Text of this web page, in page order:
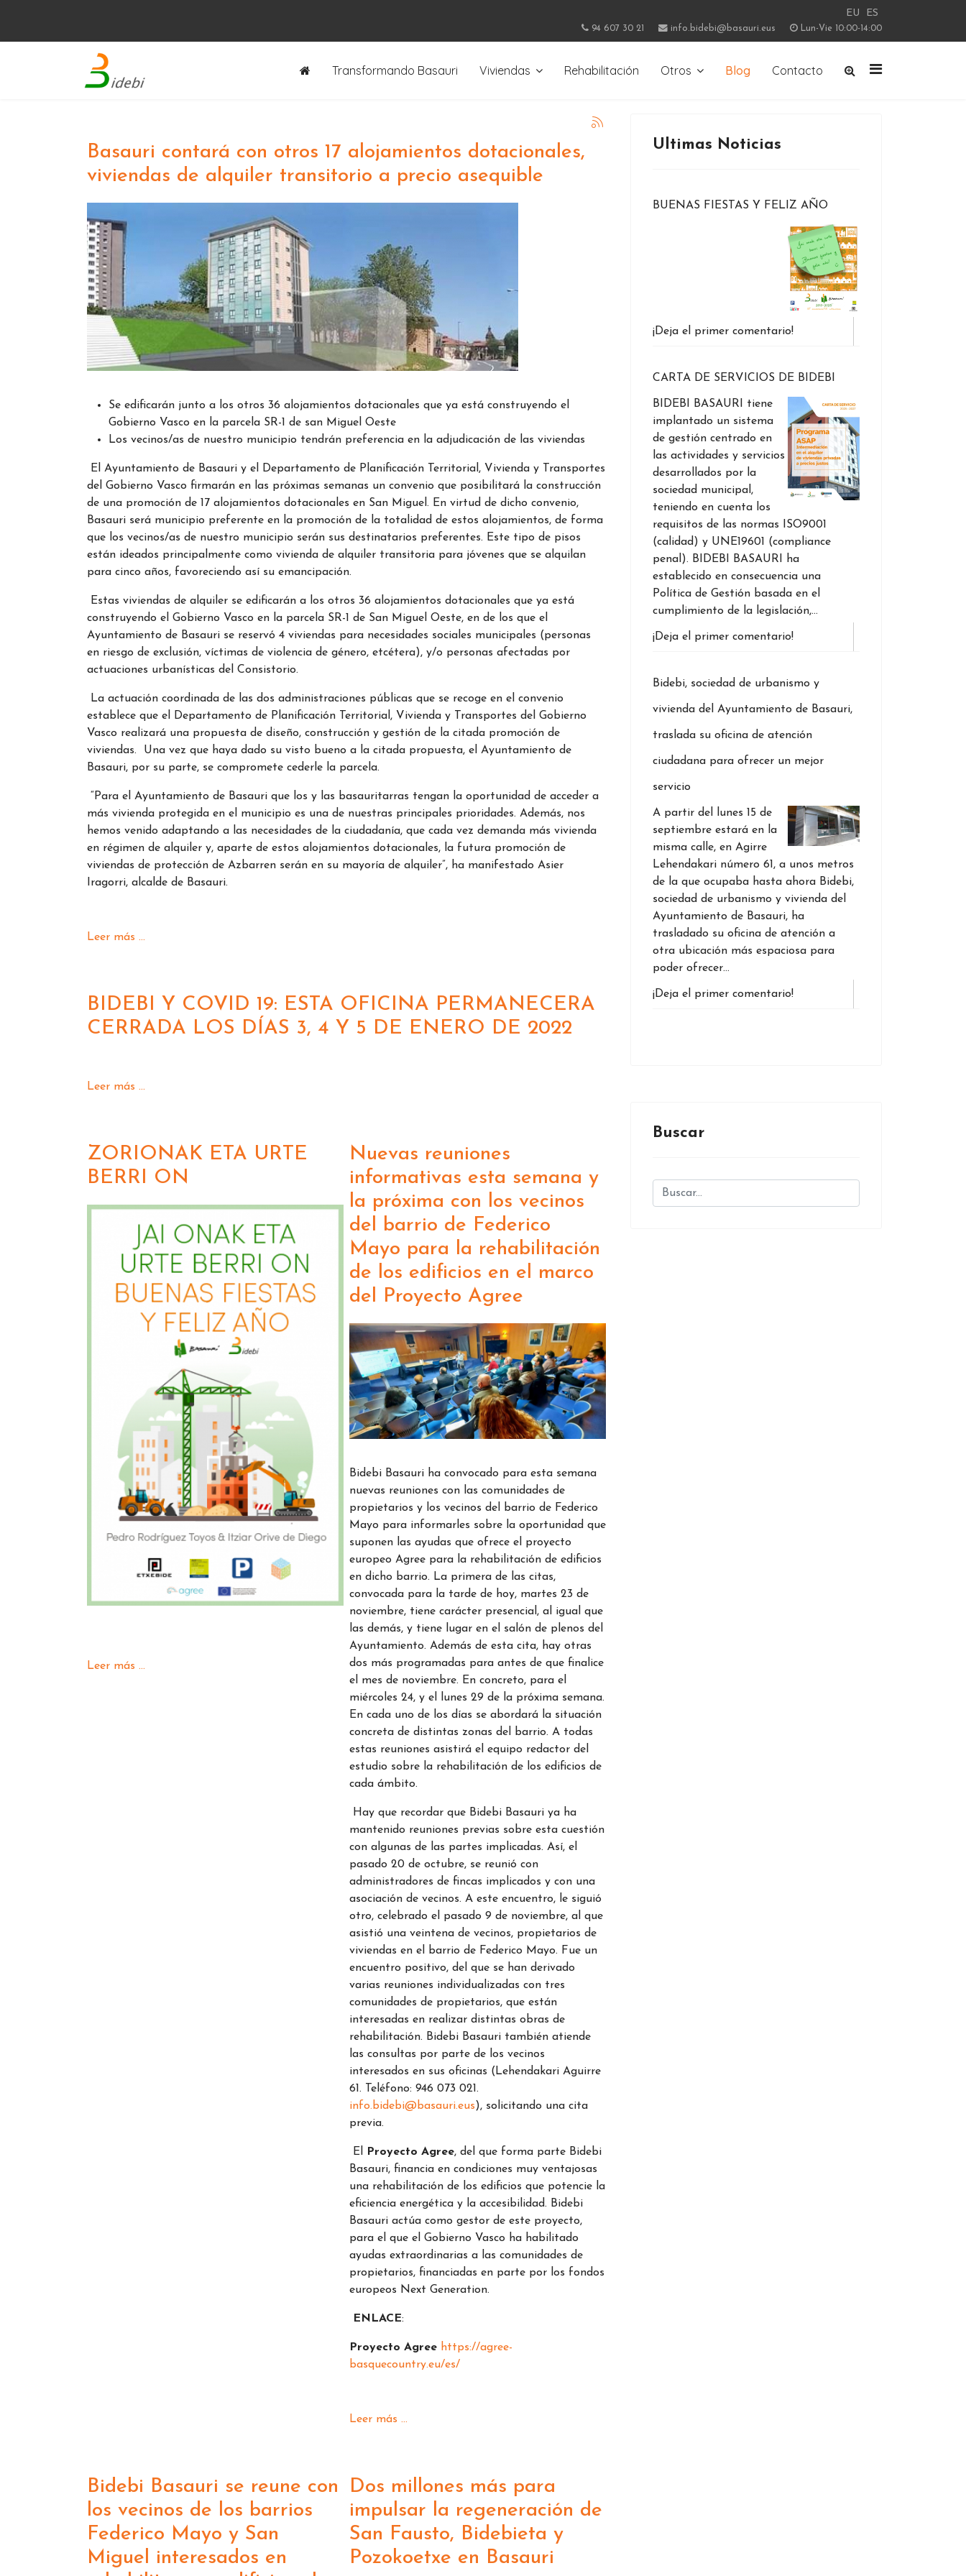
EU ES
94 607 30 21 info.bidebi@basauri.eus Lun-Vie 10:00-14:00
Transformando Basauri Viviendas Rehabilitación Otros Blog Contacto
Basauri contará con otros 17 alojamientos dotacionales,
viviendas de alquiler transitorio a precio asequible
Se edificarán junto a los otros 36 alojamientos dotacionales que ya está construyendo el
Gobierno Vasco en la parcela SR-1 de san Miguel Oeste
Los vecinos/as de nuestro municipio tendrán preferencia en la adjudicación de las viviendas
El Ayuntamiento de Basauri y el Departamento de Planificación Territorial, Vivienda y Transportes
del Gobierno Vasco firmarán en las próximas semanas un convenio que posibilitará la construcción
de una promoción de 17 alojamientos dotacionales en San Miguel. En virtud de dicho convenio,
Basauri será municipio preferente en la promoción de la totalidad de estos alojamientos, de forma
que los vecinos/as de nuestro municipio serán sus destinatarios preferentes. Este tipo de pisos
están ideados principalmente como vivienda de alquiler transitoria para jóvenes que se alquilan
para cinco años, favoreciendo así su emancipación.
Estas viviendas de alquiler se edificarán a los otros 36 alojamientos dotacionales que ya está
construyendo el Gobierno Vasco en la parcela SR-1 de San Miguel Oeste, en de los que el
Ayuntamiento de Basauri se reservó 4 viviendas para necesidades sociales municipales (personas
en riesgo de exclusión, víctimas de violencia de género, etcétera), y/o personas afectadas por
actuaciones urbanísticas del Consistorio.
La actuación coordinada de las dos administraciones públicas que se recoge en el convenio
establece que el Departamento de Planificación Territorial, Vivienda y Transportes del Gobierno
Vasco realizará una propuesta de diseño, construcción y gestión de la citada promoción de
viviendas. Una vez que haya dado su visto bueno a la citada propuesta, el Ayuntamiento de
Basauri, por su parte, se compromete cederle la parcela.
“Para el Ayuntamiento de Basauri que los y las basauritarras tengan la oportunidad de acceder a
más vivienda protegida en el municipio es una de nuestras principales prioridades. Además, nos
hemos venido adaptando a las necesidades de la ciudadanía, que cada vez demanda más vivienda
en régimen de alquiler y, aparte de estos alojamientos dotacionales, la futura promoción de
viviendas de protección de Azbarren serán en su mayoría de alquiler”, ha manifestado Asier
Iragorri, alcalde de Basauri.
Leer más ...
BIDEBI Y COVID 19: ESTA OFICINA PERMANECERA
CERRADA LOS DÍAS 3, 4 Y 5 DE ENERO DE 2022
Leer más ...
ZORIONAK ETA URTE
BERRI ON
Leer más ...
Nuevas reuniones
informativas esta semana y
la próxima con los vecinos
del barrio de Federico
Mayo para la rehabilitación
de los edificios en el marco
del Proyecto Agree
Bidebi Basauri ha convocado para esta semana
nuevas reuniones con las comunidades de
propietarios y los vecinos del barrio de Federico
Mayo para informarles sobre la oportunidad que
suponen las ayudas que ofrece el proyecto
europeo Agree para la rehabilitación de edificios
en dicho barrio. La primera de las citas,
convocada para la tarde de hoy, martes 23 de
noviembre, tiene carácter presencial, al igual que
las demás, y tiene lugar en el salón de plenos del
Ayuntamiento. Además de esta cita, hay otras
dos más programadas para antes de que finalice
el mes de noviembre. En concreto, para el
miércoles 24, y el lunes 29 de la próxima semana.
En cada uno de los días se abordará la situación
concreta de distintas zonas del barrio. A todas
estas reuniones asistirá el equipo redactor del
estudio sobre la rehabilitación de los edificios de
cada ámbito.
Hay que recordar que Bidebi Basauri ya ha
mantenido reuniones previas sobre esta cuestión
con algunas de las partes implicadas. Así, el
pasado 20 de octubre, se reunió con
administradores de fincas implicados y con una
asociación de vecinos. A este encuentro, le siguió
otro, celebrado el pasado 9 de noviembre, al que
asistió una veintena de vecinos, propietarios de
viviendas en el barrio de Federico Mayo. Fue un
encuentro positivo, del que se han derivado
varias reuniones individualizadas con tres
comunidades de propietarios, que están
interesadas en realizar distintas obras de
rehabilitación. Bidebi Basauri también atiende
las consultas por parte de los vecinos
interesados en sus oficinas (Lehendakari Aguirre
61. Teléfono: 946 073 021.
info.bidebi@basauri.eus), solicitando una cita
previa.
El Proyecto Agree, del que forma parte Bidebi
Basauri, financia en condiciones muy ventajosas
una rehabilitación de los edificios que potencie la
eficiencia energética y la accesibilidad. Bidebi
Basauri actúa como gestor de este proyecto,
para el que el Gobierno Vasco ha habilitado
ayudas extraordinarias a las comunidades de
propietarios, financiadas en parte por los fondos
europeos Next Generation.
ENLACE:
Proyecto Agree https://agree-
basquecountry.eu/es/
Leer más ...
Bidebi Basauri se reune con
los vecinos de los barrios
Federico Mayo y San
Miguel interesados en
Dos millones más para
impulsar la regeneración de
San Fausto, Bidebieta y
Pozokoetxe en Basauri
Ultimas Noticias
BUENAS FIESTAS Y FELIZ AÑO
¡Deja el primer comentario!
CARTA DE SERVICIOS DE BIDEBI
BIDEBI BASAURI tiene
implantado un sistema
de gestión centrado en
las actividades y servicios
desarrollados por la
sociedad municipal,
teniendo en cuenta los
requisitos de las normas ISO9001
(calidad) y UNE19601 (compliance
penal). BIDEBI BASAURI ha
establecido en consecuencia una
Política de Gestión basada en el
cumplimiento de la legislación,…
¡Deja el primer comentario!
Bidebi, sociedad de urbanismo y
vivienda del Ayuntamiento de Basauri,
traslada su oficina de atención
ciudadana para ofrecer un mejor
servicio
A partir del lunes 15 de
septiembre estará en la
misma calle, en Agirre
Lehendakari número 61, a unos metros
de la que ocupaba hasta ahora Bidebi,
sociedad de urbanismo y vivienda del
Ayuntamiento de Basauri, ha
trasladado su oficina de atención a
otra ubicación más espaciosa para
poder ofrecer…
¡Deja el primer comentario!
Buscar